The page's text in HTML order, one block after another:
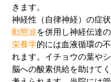
きます。
神経性（自律神経）の症
動態波を併用し神経伝達
栄養学的には血液循環の
れます。イチョウの葉や
脳への酸素供給を助けて